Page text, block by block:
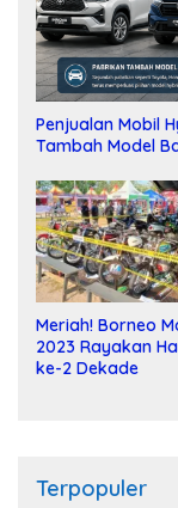
Penjualan Mobil
Tambah Model
Meriah! Borneo
2023 Rayakan
ke-2 Dekade
Terpopuler